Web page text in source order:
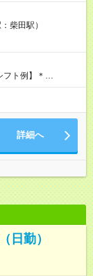
柔軟に対応する
試
、給与は本採用時
柴田駅）
ト例】＊
～21:00 など ◎
シフトなどはあり
ゃってください！
詳細へ
日勤）